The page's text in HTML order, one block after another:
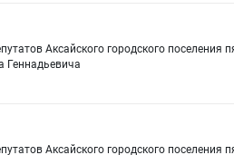
Аксайского городского
Геннадьевича
Аксайского городского